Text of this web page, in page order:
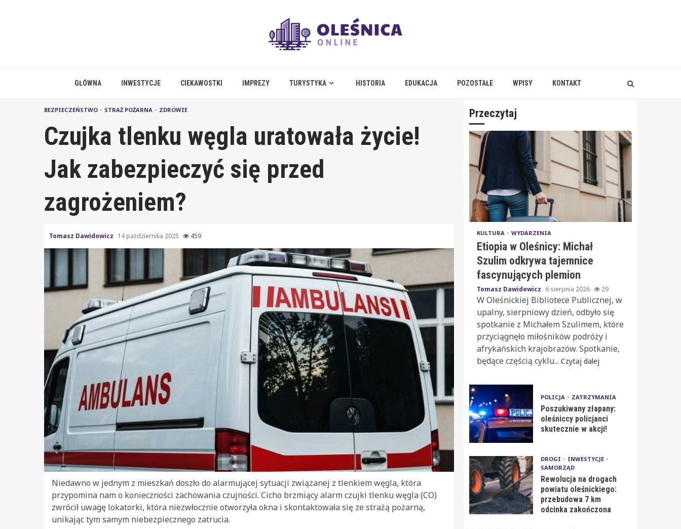
GŁÓWNA INWESTYCJE CIEKAWOSTKI IMPREZY TURYSTYKA HISTORIA EDUKACJA POZOSTAŁE WPISY KONTAKT
BEZPIECZEŃSTWO STRAŻ POŻARNA ZDROWIE
Czujka tlenku węgla uratowała życie!
Jak zabezpieczyć się przed
zagrożeniem?
Tomasz Dawidowicz 14 października 2025 459
Niedawno w jednym z mieszkań doszło do alarmującej sytuacji związanej z tlenkiem węgla, która
przypomina nam o konieczności zachowania czujności. Cicho brzmiący alarm czujki tlenku węgla (CO)
zwrócił uwagę lokatorki, która niezwłocznie otworzyła okna i skontaktowała się ze strażą pożarną,
unikając tym samym niebezpiecznego zatrucia.
Przeczytaj
KULTURA WYDARZENIA
Etiopia w Oleśnicy: Michał
Szulim odkrywa tajemnice
fascynujących plemion
Tomasz Dawidowicz 6 sierpnia 2026 29
W Oleśnickiej Bibliotece Publicznej, w
upalny, sierpniowy dzień, odbyło się
spotkanie z Michałem Szulimem, które
przyciągnęło miłośników podróży i
afrykańskich krajobrazów. Spotkanie,
będące częścią cyklu... Czytaj dalej
POLICJA ZATRZYMANIA
Poszukiwany złapany:
oleśniccy policjanci
skutecznie w akcji!
DROGI
INWESTYCJE
SAMORZĄD
Rewolucja na drogach
powiatu oleśnickiego:
przebudowa 7 km
odcinka zakończona